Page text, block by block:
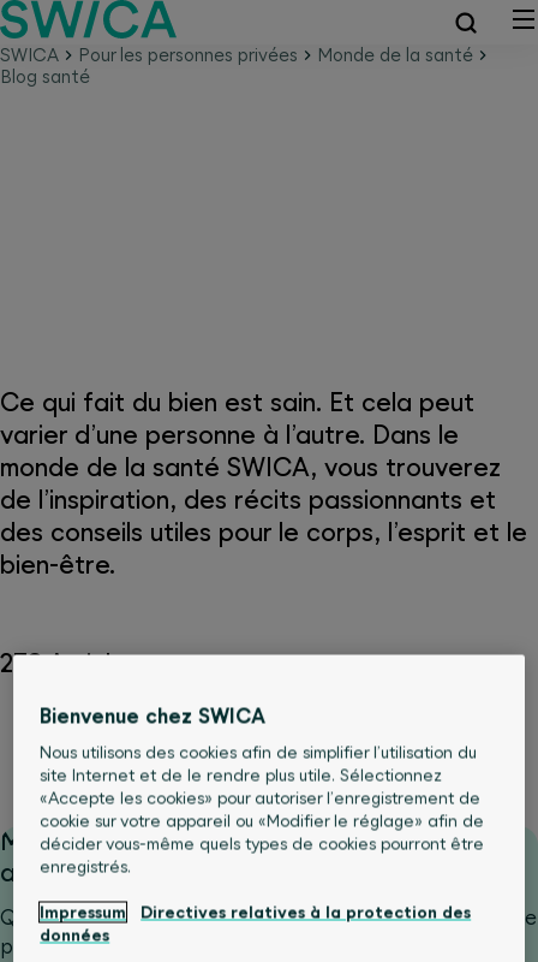
SWICA Pour les personnes privées
Monde de la santé
Blog santé
Ce qui fait du bien est sain. Et cela peut
varier d’une personne à l’autre. Dans le
monde de la santé SWICA, vous trouverez
de l’inspiration, des récits passionnants et
des conseils utiles pour le corps, l’esprit et le
bien-être.
278 Articles
Alimentation Corps
Mouvement & Sport
Psyché et bien-être
Services médicaux
Malade pendant les vacances: attendre ou
aller consulter?
Que faire si l’on tombe malade à l’étranger et que l’on ne
peut pas estimer la gravité de la situation? C’est
Bienvenue chez SWICA
Nous utilisons des cookies afin de simplifier l’utilisation du
site Internet et de le rendre plus utile. Sélectionnez
«Accepte les cookies» pour autoriser l’enregistrement de
cookie sur votre appareil ou «Modifier le réglage» afin de
décider vous-même quels types de cookies pourront être
enregistrés.
Impressum
Directives relatives à la protection des
données